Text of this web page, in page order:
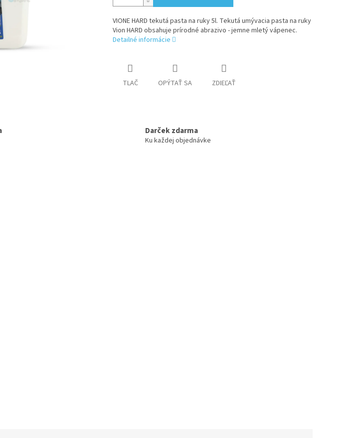
VIONE HARD tekutá pasta na ruky 5l. Tekutá umývacia pasta na ruky
Vion HARD obsahuje prírodné abrazivo - jemne mletý vápenec.
Detailné informácie
TLAČ OPÝTAŤ SA ZDIEĽAŤ
Darček zdarma
Ku každej objednávke